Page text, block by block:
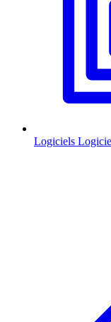
Logiciels